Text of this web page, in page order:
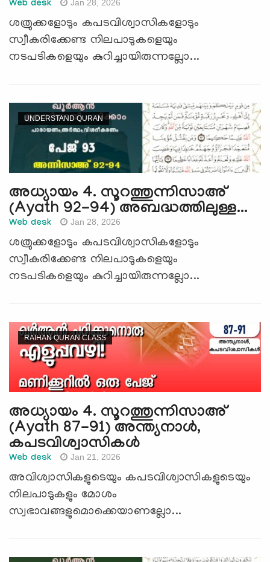
Web desk Jan 28, 2026
ശത്രുക്കളോടും കപടവിശ്വാസികളോടും
സ്വീകരിക്കേണ്ട നിലപാടുകളെയും
നടപടികളെയും കുറിച്ചായിരുന്നല്ലോ...
UNDERSTAND QURAN
അധ്യായം 4. സൂറത്തുന്നിസാഅ്
(Ayath 92-94) അബദ്ധത്തിലുള്ള...
Web desk Jan 28, 2026
ശത്രുക്കളോടും കപടവിശ്വാസികളോടും
സ്വീകരിക്കേണ്ട നിലപാടുകളെയും
നടപടികളെയും കുറിച്ചായിരുന്നല്ലോ...
RAIHAN QURAN CLASS
അധ്യായം 4. സൂറത്തുന്നിസാഅ്
(Ayath 87-91) അന്ത്യനാള്‍,
കപടവിശ്വാസികള്‍
Web desk Jan 21, 2026
അവിശ്വാസികളുടെയും കപടവിശ്വാസികളുടെയും
നിലപാടുകളും മോശം
സ്വഭാവങ്ങളുമൊക്കെയാണല്ലോ...